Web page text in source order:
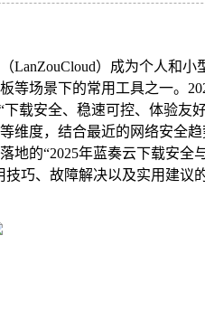
LanZouCloud）成为个人和小
等场景下的常用工具之一。
载安全、稳速可控、体验友好
维度，结合最近的网络安全趋
地的“2025年蓝奏云下载安全
巧、故障解决以及实用建议